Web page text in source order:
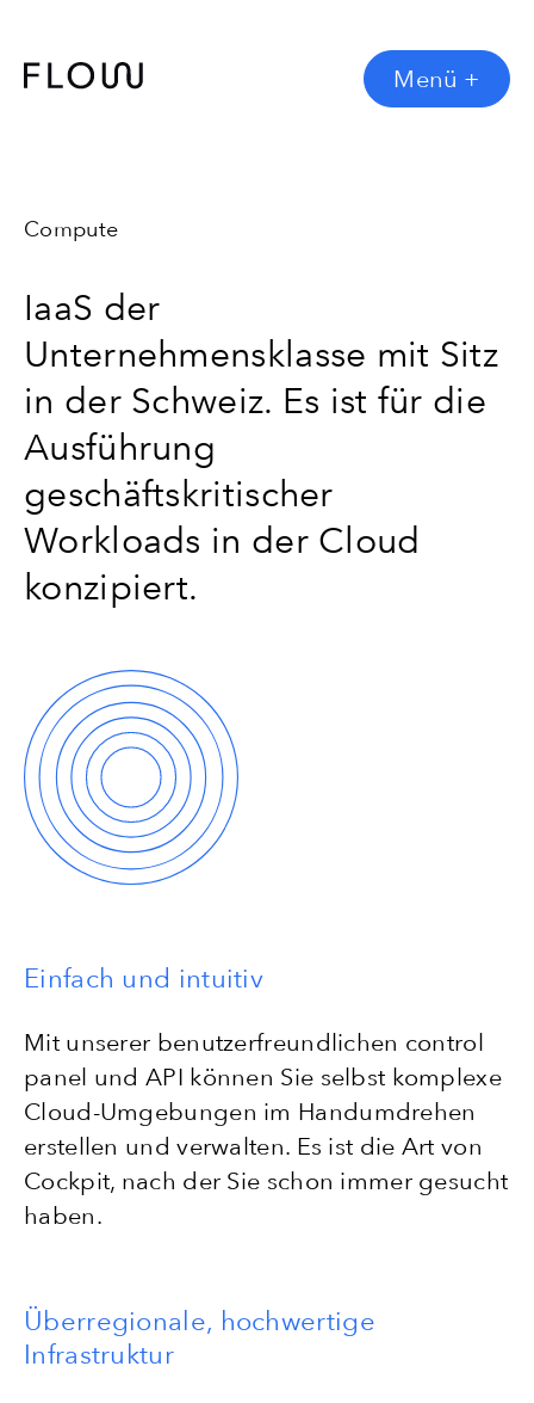
Menü +
Compute
IaaS der
Unternehmensklasse mit Sitz
in der Schweiz. Es ist für die
Ausführung
geschäftskritischer
Workloads in der Cloud
konzipiert.
Einfach und intuitiv
Mit unserer benutzerfreundlichen control
panel und API können Sie selbst komplexe
Cloud-Umgebungen im Handumdrehen
erstellen und verwalten. Es ist die Art von
Cockpit, nach der Sie schon immer gesucht
haben.
Überregionale, hochwertige
Infrastruktur